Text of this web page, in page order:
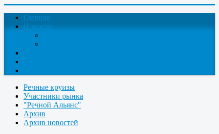
Главная
Новости
Речные круизы
Участники рынка
"Речной Альянс"
Архив
Архив новостей